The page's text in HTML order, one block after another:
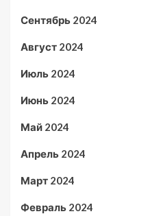
Сентябрь 2024
Август 2024
Июль 2024
Июнь 2024
Май 2024
Апрель 2024
Март 2024
Февраль 2024